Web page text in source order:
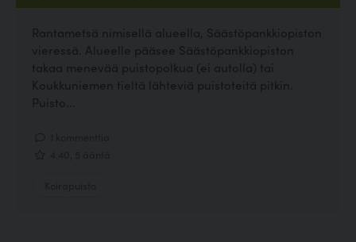
Rantametsä nimisellä alueella, Säästöpankkiopiston
vieressä. Alueelle pääsee Säästöpankkiopiston
takaa menevää puistopolkua (ei autolla) tai
Koukkuniemen tieltä lähteviä puistoteitä pitkin.
Puisto...